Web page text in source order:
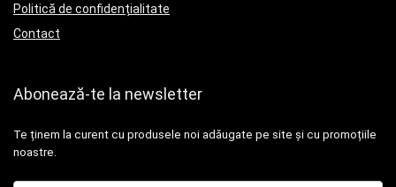
Politică de confidențialitate
Contact
Abonează-te la newsletter
Te ținem la curent cu produsele noi adăugate pe site și cu promoțiile
noastre.